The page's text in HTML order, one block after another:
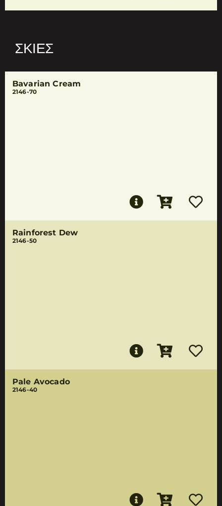
ΣΚΙΈΣ
Bavarian Cream
2146-70
Rainforest Dew
2146-50
Pale Avocado
2146-40